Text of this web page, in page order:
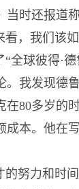
时还报道
，我们该
全球彼得·
我发现德
在80多岁的
成本。他在
的努力和时